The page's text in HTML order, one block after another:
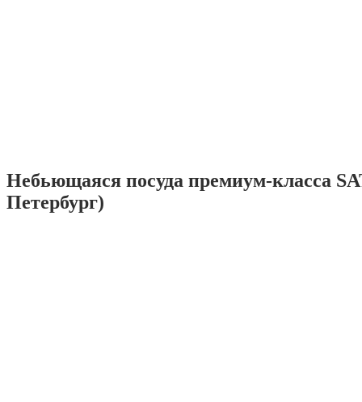
Небьющаяся посуда премиум-класса
Петербург)